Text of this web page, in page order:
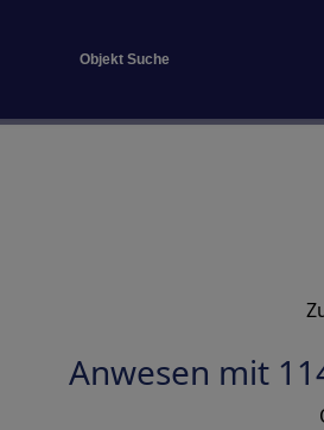
Objekt Suche
Anwesen mit